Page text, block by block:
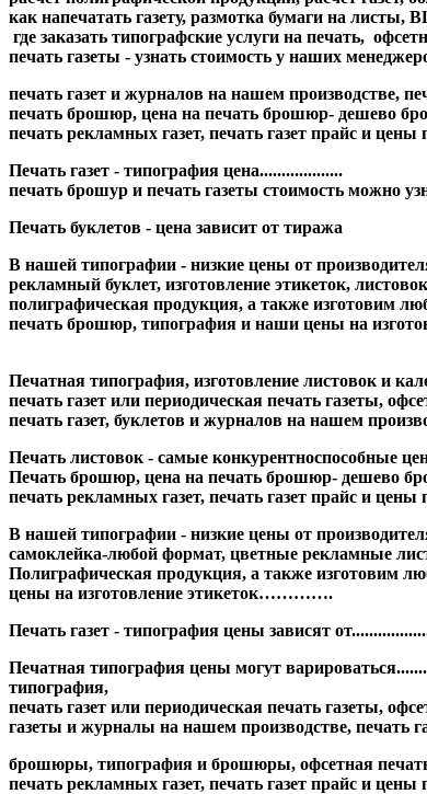
как напечатать газету, размотка бумаги на листы,
где заказать типографские услуги на печать,
печать газеты - узнать стоимость у наших
печать газет и журналов на нашем производстве,
печать брошюр, цена на печать брошюр- дешево
печать рекламных газет, печать газет прайс и цены
Печать газет - типография цена...................
печать брошур и печать газеты стоимость можно
Печать буклетов - цена зависит от тиража
В нашей типографии - низкие цены от
рекламный буклет, изготовление этикеток,
полиграфическая продукция, а также изготовим
печать брошюр, типография и наши цены на
Печатная типография, изготовление листовок и
печать газет или периодическая печать газеты,
печать газет, буклетов и журналов на нашем
Печать листовок - самые конкурентноспособные
Печать брошюр, цена на печать брошюр- дешево
печать рекламных газет, печать газет прайс и
В нашей типографии - низкие цены от
самоклейка-любой формат, цветные рекламные
Полиграфическая продукция, а также изготовим
цены на изготовление этикеток………….
Печать газет - типография цены зависят
Печатная типография цены могут
типография,
печать газет или периодическая печать газеты,
газеты и журналы на нашем производстве, печать
брошюры, типография и брошюры, офсетная
печать рекламных газет, печать газет прайс и